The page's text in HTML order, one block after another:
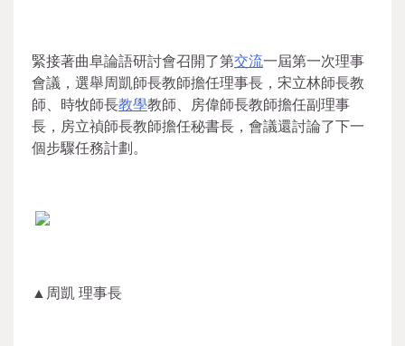
緊接著曲阜論語研討會召開了第交流一屆第一次理事
會議，選舉周凱師長教師擔任理事長，宋立林師長教
師、時牧師長教學教師、房偉師長教師擔任副理事
長，房立禎師長教師擔任秘書長，會議還討論了下一
個步驟任務計劃。
▲周凱 理事長